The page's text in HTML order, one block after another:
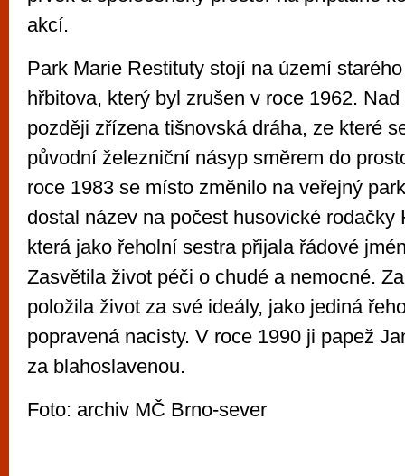
akcí.
Park Marie Restituty stojí na území
hřbitova, který byl zrušen v roce 1962.
později zřízena tišnovská dráha, ze které
původní železniční násyp směrem do
roce 1983 se místo změnilo na veřejný
dostal název na počest husovické rodačky
která jako řeholní sestra přijala řádové
Zasvětila život péči o chudé a nemocné.
položila život za své ideály, jako jediná
popravená nacisty. V roce 1990 ji papež
za blahoslavenou.
Foto: archiv MČ Brno-sever